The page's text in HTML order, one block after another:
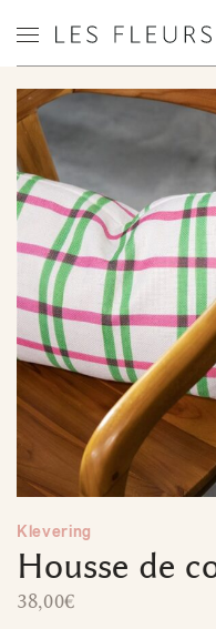
Klevering
Housse de
38,00€